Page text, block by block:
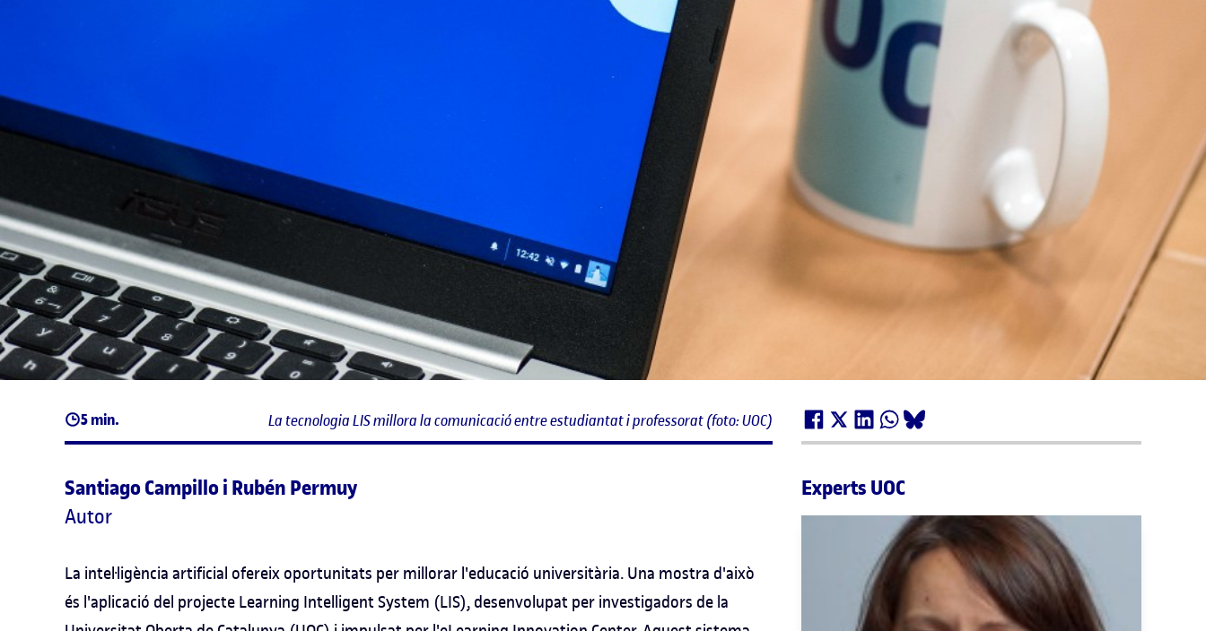
5 min. La tecnologia LIS millora la comunicació entre estudiantat i professorat (foto: UOC)
Santiago Campillo i Rubén Permuy
Autor
La intel·ligència artificial ofereix oportunitats per millorar l'educació universitària. Una mostra d'això
és l'aplicació del projecte Learning Intelligent System (LIS), desenvolupat per investigadors de la
Experts UOC